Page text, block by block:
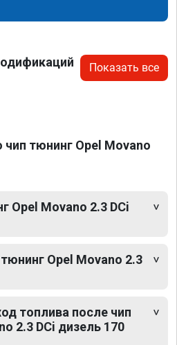
Показать все
тюнинг Opel Movano
Opel Movano 2.3 DCi
Opel Movano 2.3
топлива после чип
2.3 DCi дизель 170